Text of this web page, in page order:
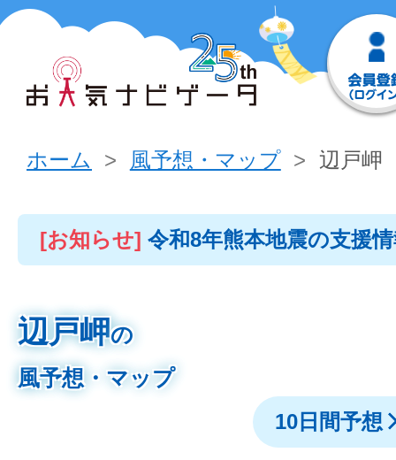
ホーム 風予想・マップ 辺戸岬
[お知らせ] 令和8年熊本地震の支援
辺戸岬の
風予想・マップ
10日間予想